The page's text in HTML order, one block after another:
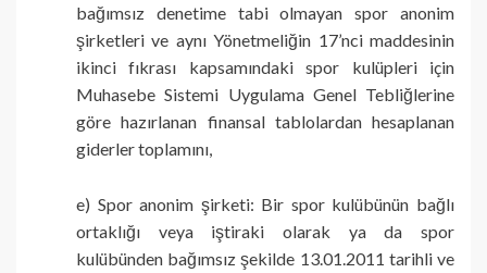
bağımsız denetime tabi olmayan spor anonim
şirketleri ve aynı Yönetmeliğin 17’nci maddesinin
ikinci fıkrası kapsamındaki spor kulüpleri için
Muhasebe Sistemi Uygulama Genel Tebliğlerine
göre hazırlanan finansal tablolardan hesaplanan
giderler toplamını,
e) Spor anonim şirketi: Bir spor kulübünün bağlı
ortaklığı veya iştiraki olarak ya da spor
kulübünden bağımsız şekilde 13.01.2011 tarihli ve